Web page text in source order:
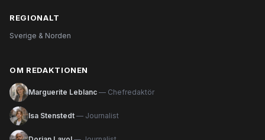
REGIONALT
Sverige & Norden
OM REDAKTIONEN
Marguerite Leblanc — Chefredaktör
Isa Stenstedt — Journalist